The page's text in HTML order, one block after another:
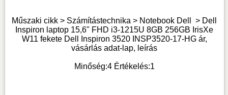
Műszaki cikk > Számítástechnika > Notebook Dell > Dell
Inspiron laptop 15,6" FHD i3-1215U 8GB 256GB IrisXe
W11 fekete Dell Inspiron 3520 INSP3520-17-HG ár,
vásárlás adat-lap, leírás
Minőség:4Értékelés:1